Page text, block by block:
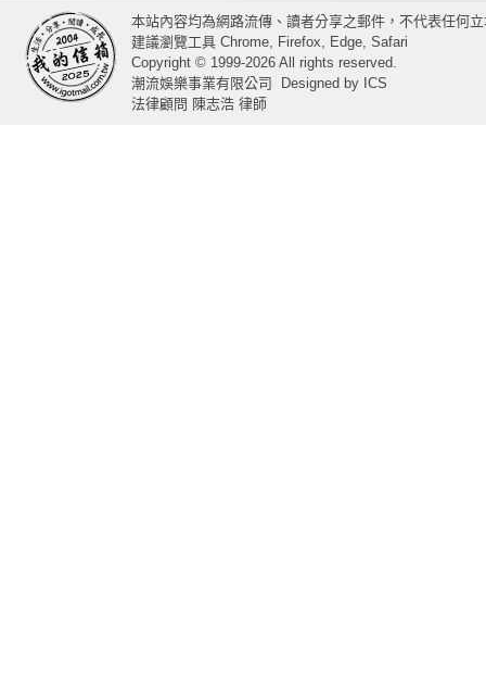
本站內容均為網路流傳、讀者分享之郵件，不代表任何
建議瀏覽工具 Chrome, Firefox, Edge, Safari
Copyright © 1999-2026 All rights reserved.
潮流娛樂事業有限公司
Designed by ICS
法律顧問 陳志浩 律師